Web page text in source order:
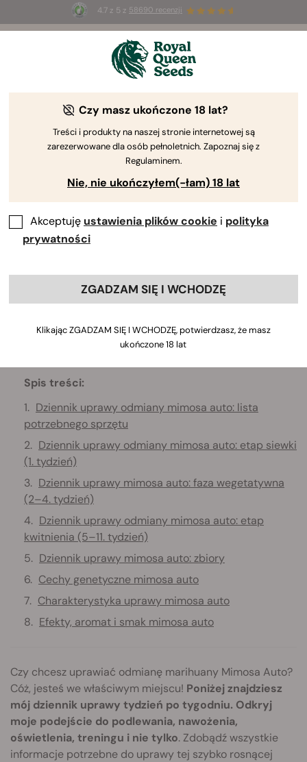
4.7 z 5 z 58690 recenzji
Summer Sales: do 50% zniżki
na wybrane produkty ⏤
Luke Sumpter
Dziennik uprawy Mimosa Auto
Spis treści:
Dziennik uprawy odmiany mimosa auto: lista
potrzebnego sprzętu
Dziennik uprawy odmiany mimosa auto: etap siewki
(1. tydzień)
Dziennik uprawy mimosa auto: faza wegetatywna
(2–4. tydzień)
Dziennik uprawy odmiany mimosa auto: etap
kwitnienia (5–11. tydzień)
Dziennik uprawy mimosa auto: zbiory
Cechy genetyczne mimosa auto
Charakterystyka uprawy mimosa auto
Efekty, aromat i smak mimosa auto
Czy chcesz uprawiać odmianę marihuany Mimosa Auto?
Cóż, jesteś we właściwym miejscu! Poniżej znajdziesz
mój dziennik uprawy tydzień po tygodniu. Odkryj
moje podejście do podlewania, nawożenia,
oświetlenia, treningu i nie tylko. Zdobądź wszystkie
informacje potrzebne do uprawy tej szybko rosnącej
Czy masz ukończone 18 lat?
Treści i produkty na naszej stronie internetowej są
zarezerwowane dla osób pełnoletnich. Zapoznaj się z
Regulaminem.
Nie, nie ukończyłem(-łam) 18 lat
Akceptuję ustawienia plików cookie i polityka
prywatności
ZGADZAM SIĘ I WCHODZĘ
Klikając ZGADZAM SIĘ I WCHODZĘ, potwierdzasz, że masz
ukończone 18 lat